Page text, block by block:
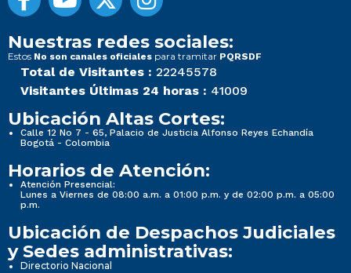
Nuestras redes sociales:
Estos No son canales oficiales para tramitar PQRSDF
Total de Visitantes : 22245578
Visitantes Últimas 24 horas : 41009
Ubicación Altas Cortes:
Calle 12 No 7 - 65, Palacio de Justicia Alfonso Reyes Echandía
Bogotá - Colombia
Horarios de Atención:
Atención Presencial:
Lunes a Viernes de 08:00 a.m. a 01:00 p.m. y de 02:00 p.m. a 05:00
p.m.
Ubicación de Despachos Judiciales
y Sedes administrativas:
Directorio Nacional